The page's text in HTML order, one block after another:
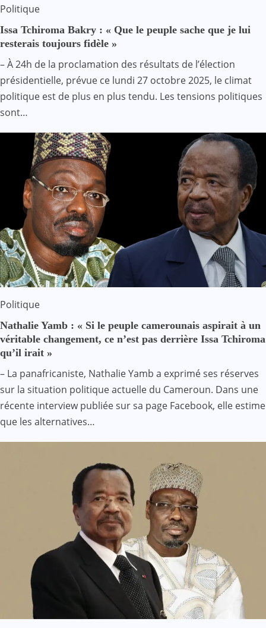
Politique
Issa Tchiroma Bakry : « Que le peuple sache que je lui
resterais toujours fidèle »
– À 24h de la proclamation des résultats de l’élection
présidentielle, prévue ce lundi 27 octobre 2025, le climat
politique est de plus en plus tendu. Les tensions politiques
sont…
Politique
Nathalie Yamb : « Si le peuple camerounais aspirait à un
véritable changement, ce n’est pas derrière Issa Tchiroma
qu’il irait »
– La panafricaniste, Nathalie Yamb a exprimé ses réserves
sur la situation politique actuelle du Cameroun. Dans une
récente interview publiée sur sa page Facebook, elle estime
que les alternatives…